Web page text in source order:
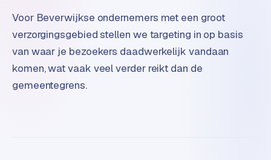
n
i
n
r
Voor Beverwijkse ondernemers met een groot
verzorgingsgebied stellen we targeting in op basis
van waar je bezoekers daadwerkelijk vandaan
komen, wat vaak veel verder reikt dan de
gemeentegrens.